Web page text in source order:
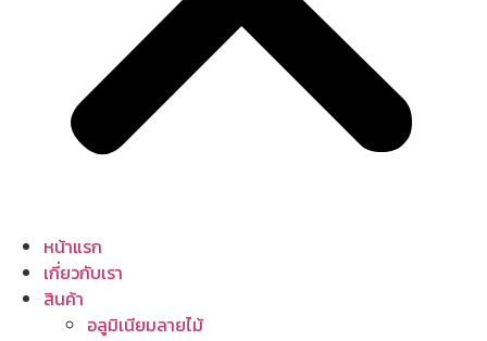
หน้าแรก
เกี่ยวกับเรา
สินค้า
อลูมิเนียมลายไม้